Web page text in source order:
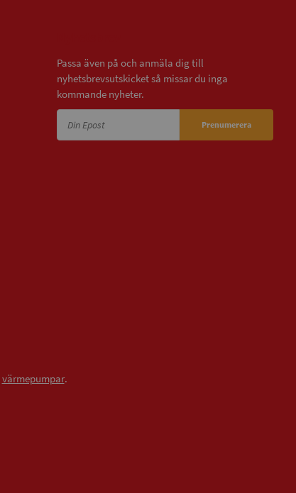
Passa även på och anmäla dig till
nyhetsbrevsutskicket så missar du inga
kommande nyheter.
Prenumerera
värmepumpar.